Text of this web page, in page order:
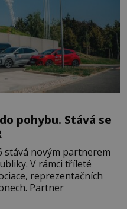
pohybu. Stává se
stává novým partnerem
V rámci tříleté
reprezentačních
Partner